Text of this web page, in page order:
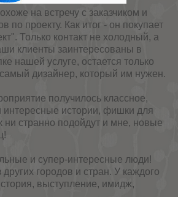
на встречу с заказчиком и
по проекту. Как итог - он покупает
Только контакт не холодный, а
клиенты заинтересованы в
нашей услуге, остается только
дизайнер, который им нужен.
получилось классное,
интересные истории, фишки для
ни странно подойдут и мне, новые
и супер-интересные люди!
городов и стран. У каждого
выступление, имидж,